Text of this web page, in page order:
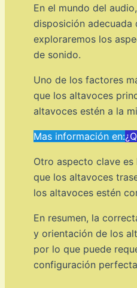
En el mundo del
disposición adecuada
exploraremos los
de sonido.
Uno de los factores
que los altavoces
altavoces estén a la
Mas información en:
Otro aspecto clave es
que los altavoces
los altavoces estén
En resumen, la
y orientación de los
por lo que puede
configuración